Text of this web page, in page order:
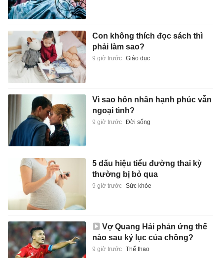
Con không thích đọc sách thì
phải làm sao?
9 giờ trước Giáo dục
Vì sao hôn nhân hạnh phúc vẫn
ngoại tình?
9 giờ trước Đời sống
5 dấu hiệu tiểu đường thai kỳ
thường bị bỏ qua
9 giờ trước Sức khỏe
Vợ Quang Hải phản ứng thế
nào sau kỷ lục của chồng?
9 giờ trước Thể thao